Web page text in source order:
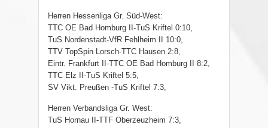
Herren Hessenliga Gr. Süd-West:
TTC OE Bad Homburg II-TuS Kriftel 0:10,
TuS Nordenstadt-VfR Fehlheim II 10:0,
TTV TopSpin Lorsch-TTC Hausen 2:8,
Eintr. Frankfurt II-TTC OE Bad Homburg II 8:2,
TTC Elz II-TuS Kriftel 5:5,
SV Vikt. Preußen -TuS Kriftel 7:3,
Herren Verbandsliga Gr. West:
TuS Hornau II-TTF Oberzeuzheim 7:3,